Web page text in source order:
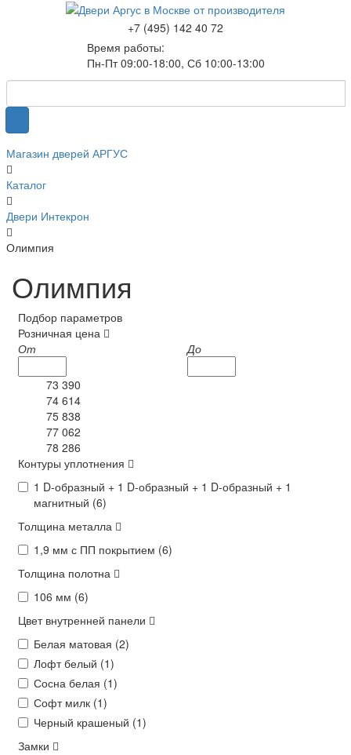
+7 (495) 142 40 72
Время работы:
Пн-Пт 09:00-18:00, Сб 10:00-13:00
Магазин дверей АРГУС
Каталог
Двери Интекрон
Олимпия
Олимпия
Подбор параметров
Розничная цена
От
До
73 390
74 614
75 838
77 062
78 286
Контуры уплотнения
1 D-образный + 1 D-образный + 1 D-образный + 1
магнитный (6)
Толщина металла
1,9 мм с ПП покрытием (6)
Толщина полотна
106 мм (6)
Цвет внутренней панели
Белая матовая (2)
Лофт белый (1)
Сосна белая (1)
Софт милк (1)
Черный крашеный (1)
Замки